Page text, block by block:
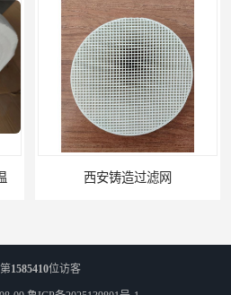
西安铸造过滤网
1585410位访客